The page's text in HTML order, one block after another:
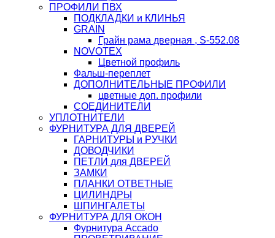
ПРОФИЛИ ПВХ
ПОДКЛАДКИ и КЛИНЬЯ
GRAIN
Грайн рама дверная , S-552.08
NOVOTEX
Цветной профиль
Фальш-переплет
ДОПОЛНИТЕЛЬНЫЕ ПРОФИЛИ
цветные доп. профили
СОЕДИНИТЕЛИ
УПЛОТНИТЕЛИ
ФУРНИТУРА ДЛЯ ДВЕРЕЙ
ГАРНИТУРЫ и РУЧКИ
ДОВОДЧИКИ
ПЕТЛИ для ДВЕРЕЙ
ЗАМКИ
ПЛАНКИ ОТВЕТНЫЕ
ЦИЛИНДРЫ
ШПИНГАЛЕТЫ
ФУРНИТУРА ДЛЯ ОКОН
Фурнитура Accado